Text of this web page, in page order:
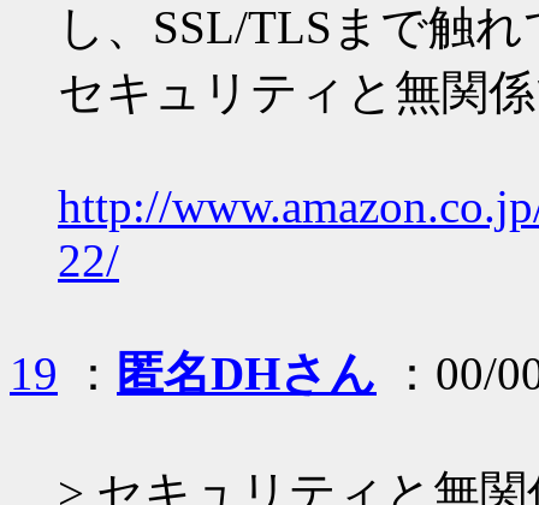
し、SSL/TLSまで触
セキュリティと無関
http://
22/
19 ： 匿名DHさん ：00/
> セキュリティと無